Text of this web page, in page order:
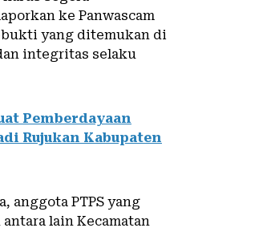
ke Panwascam
yang ditemukan di
integritas selaku
Pemberdayaan
Rujukan Kabupaten
anggota PTPS yang
lain Kecamatan